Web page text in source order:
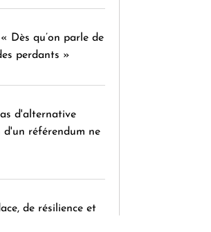
Dès qu’on parle de
perdants »
d'alternative
d'un référendum ne
de résilience et